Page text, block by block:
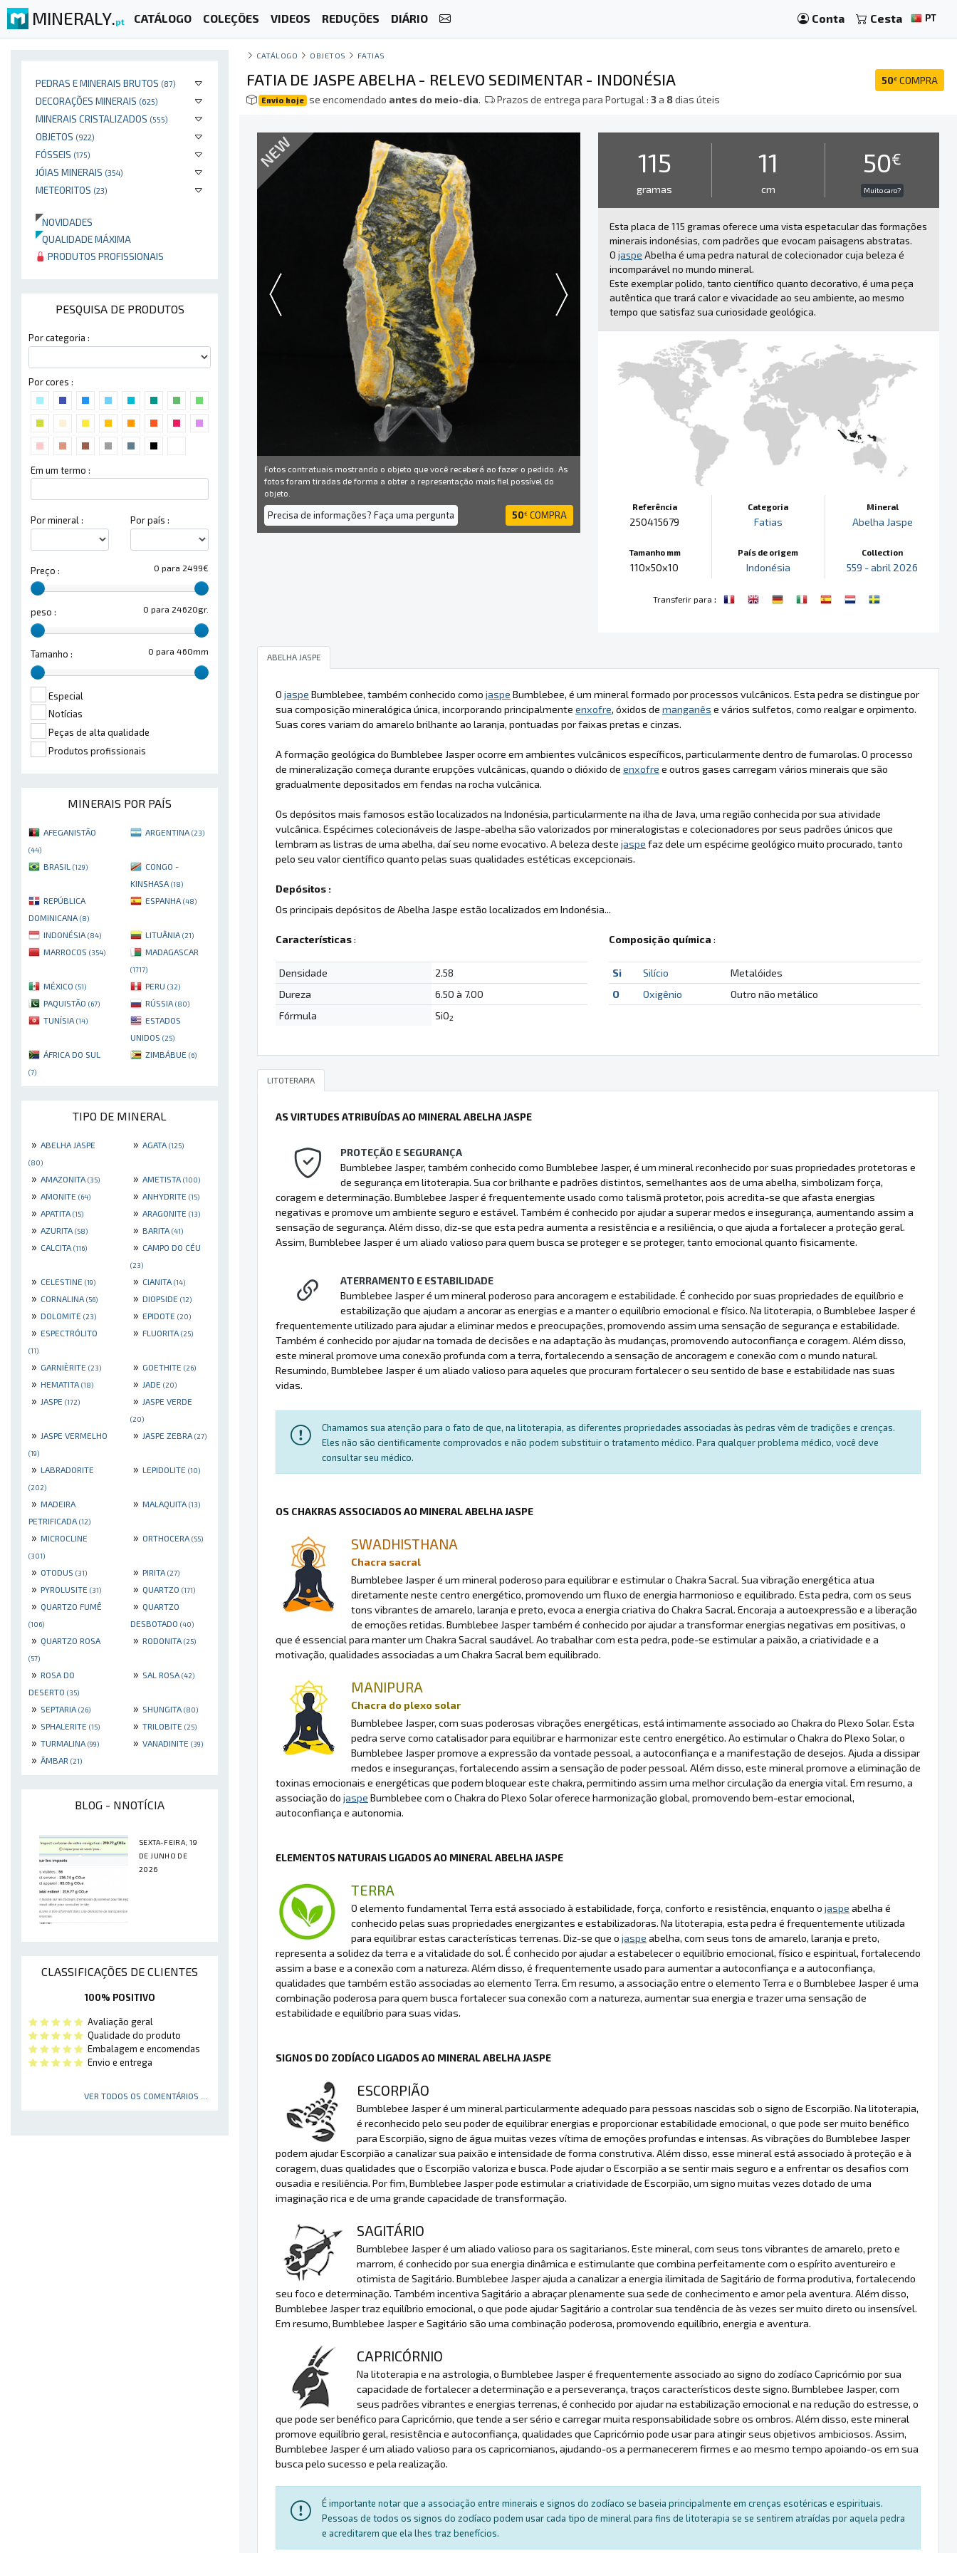
MINERALY.pt CATÁLOGO COLEÇÕES VIDEOS REDUÇÕES DIÁRIO Conta Cesta PT
PEDRAS E MINERAIS BRUTOS (87)
DECORAÇÕES MINERAIS (625)
MINERAIS CRISTALIZADOS (555)
OBJETOS (922)
FÓSSEIS (175)
JÓIAS MINERAIS (354)
METEORITOS (23)
NOVIDADES
QUALIDADE MÁXIMA
PRODUTOS PROFISSIONAIS
PESQUISA DE PRODUTOS
Por categoria :
Por cores :
Em um termo :
Por mineral : Por país :
0 para 2499€
Preço :
0 para 24620gr.
peso :
0 para 460mm
Tamanho :
Especial
Notícias
Peças de alta qualidade
Produtos profissionais
MINERAIS POR PAÍS
AFEGANISTÃO
(44)
ARGENTINA (23)
BRASIL (129)
CONGO -
KINSHASA (18)
REPÚBLICA
DOMINICANA (8)
ESPANHA (48)
INDONÉSIA (84) LITUÂNIA (21)
MARROCOS (354) MADAGASCAR
(1717)
MÉXICO (51) PERU (32)
PAQUISTÃO (67) RÚSSIA (80)
TUNÍSIA (14)
ESTADOS
UNIDOS (25)
ÁFRICA DO SUL
(7)
ZIMBÁBUE (6)
TIPO DE MINERAL
» ABELHA JASPE
(80)
» AGATA (125)
» AMAZONITA (35) » AMETISTA (100)
» AMONITE (64) » ANHYDRITE (15)
» APATITA (15) » ARAGONITE (13)
» AZURITA (58) » BARITA (41)
» CALCITA (116) » CAMPO DO CÉU
(23)
» CELESTINE (19) » CIANITA (14)
» CORNALINA (56) » DIOPSIDE (12)
» DOLOMITE (23) » EPIDOTE (20)
» ESPECTRÓLITO
(11)
» FLUORITA (25)
» GARNIÈRITE (23) » GOETHITE (26)
» HEMATITA (18) » JADE (20)
» JASPE (172) » JASPE VERDE
(20)
» JASPE VERMELHO
(19)
» JASPE ZEBRA (27)
» LABRADORITE
(202)
» LEPIDOLITE (10)
» MADEIRA
PETRIFICADA (12)
» MALAQUITA (13)
» MICROCLINE
(301)
» ORTHOCERA (55)
» OTODUS (31) » PIRITA (27)
» PYROLUSITE (31) » QUARTZO (171)
» QUARTZO FUMÊ
(106)
» QUARTZO
DESBOTADO (40)
» QUARTZO ROSA
(57)
» RODONITA (25)
» ROSA DO
DESERTO (35)
» SAL ROSA (42)
» SEPTARIA (26) » SHUNGITA (80)
» SPHALERITE (15) » TRILOBITE (25)
» TURMALINA (99) » VANADINITE (39)
» ÂMBAR (21)
BLOG - NNOTÍCIA
SEXTA-FEIRA, 19
DE JUNHO DE
2026
CLASSIFICAÇÕES DE CLIENTES
100% POSITIVO
Avaliação geral
Qualidade do produto
Embalagem e encomendas
Envio e entrega
VER TODOS OS COMENTÁRIOS ...
CATÁLOGO OBJETOS FATIAS
50€ COMPRA
FATIA DE JASPE ABELHA - RELEVO SEDIMENTAR - INDONÉSIA
Envio hoje se encomendado antes do meio-dia. Prazos de entrega para Portugal :3a 8dias úteis
NEW
Fotos contratuais mostrando o objeto que você receberá ao fazer o pedido. As
fotos foram tiradas de forma a obter a representação mais fiel possível do
objeto.
Precisa de informações? Faça uma pergunta 50€ COMPRA
115
gramas
11
cm
50€
Muito caro?
Esta placa de 115 gramas oferece uma vista espetacular das formações
minerais indonésias, com padrões que evocam paisagens abstratas.
O jaspe Abelha é uma pedra natural de colecionador cuja beleza é
incomparável no mundo mineral.
Este exemplar polido, tanto científico quanto decorativo, é uma peça
autêntica que trará calor e vivacidade ao seu ambiente, ao mesmo
tempo que satisfaz sua curiosidade geológica.
Referência
250415679
Tamanho mm
110x50x10
Categoria
Fatias
País de origem
Indonésia
Mineral
Abelha Jaspe
Collection
559 - abril 2026
Transferir para :
ABELHA JASPE
O jaspe Bumblebee, também conhecido como jaspe Bumblebee, é um mineral formado por processos vulcânicos. Esta pedra se distingue por
sua composição mineralógica única, incorporando principalmente enxofre, óxidos de manganês e vários sulfetos, como realgar e orpimento.
Suas cores variam do amarelo brilhante ao laranja, pontuadas por faixas pretas e cinzas.
A formação geológica do Bumblebee Jasper ocorre em ambientes vulcânicos específicos, particularmente dentro de fumarolas. O processo
de mineralização começa durante erupções vulcânicas, quando o dióxido de enxofre e outros gases carregam vários minerais que são
gradualmente depositados em fendas na rocha vulcânica.
Os depósitos mais famosos estão localizados na Indonésia, particularmente na ilha de Java, uma região conhecida por sua atividade
vulcânica. Espécimes colecionáveis de Jaspe-abelha são valorizados por mineralogistas e colecionadores por seus padrões únicos que
lembram as listras de uma abelha, daí seu nome evocativo. A beleza deste jaspe faz dele um espécime geológico muito procurado, tanto
pelo seu valor científico quanto pelas suas qualidades estéticas excepcionais.
Depósitos :
Os principais depósitos de Abelha Jaspe estão localizados em Indonésia...
Características:
Densidade
2.58
Dureza
6.50 à 7.00
Fórmula
SiO2
Composição química :
Si Silício
Metalóides
O
Oxigênio Outro não metálico
LITOTERAPIA
AS VIRTUDES ATRIBUÍDAS AO MINERAL ABELHA JASPE
PROTEÇÃO E SEGURANÇA
Bumblebee Jasper, também conhecido como Bumblebee Jasper, é um mineral reconhecido por suas propriedades protetoras e
de segurança em litoterapia. Sua cor brilhante e padrões distintos, semelhantes aos de uma abelha, simbolizam força,
coragem e determinação. Bumblebee Jasper é frequentemente usado como talismã protetor, pois acredita-se que afasta energias
negativas e promove um ambiente seguro e estável. Também é conhecido por ajudar a superar medos e insegurança, aumentando assim a
sensação de segurança. Além disso, diz-se que esta pedra aumenta a resistência e a resiliência, o que ajuda a fortalecer a proteção geral.
Assim, Bumblebee Jasper é um aliado valioso para quem busca se proteger e se proteger, tanto emocional quanto fisicamente.
ATERRAMENTO E ESTABILIDADE
Bumblebee Jasper é um mineral poderoso para ancoragem e estabilidade. É conhecido por suas propriedades de equilíbrio e
estabilização que ajudam a ancorar as energias e a manter o equilíbrio emocional e físico. Na litoterapia, o Bumblebee Jasper é
frequentemente utilizado para ajudar a eliminar medos e preocupações, promovendo assim uma sensação de segurança e estabilidade.
Também é conhecido por ajudar na tomada de decisões e na adaptação às mudanças, promovendo autoconfiança e coragem. Além disso,
este mineral promove uma conexão profunda com a terra, fortalecendo a sensação de ancoragem e conexão com o mundo natural.
Resumindo, Bumblebee Jasper é um aliado valioso para aqueles que procuram fortalecer o seu sentido de base e estabilidade nas suas
vidas.
Chamamos sua atenção para o fato de que, na litoterapia, as diferentes propriedades associadas às pedras vêm de tradições e crenças.
Eles não são cientificamente comprovados e não podem substituir o tratamento médico. Para qualquer problema médico, você deve
consultar seu médico.
OS CHAKRAS ASSOCIADOS AO MINERAL ABELHA JASPE
SWADHISTHANA
Chacra sacral
Bumblebee Jasper é um mineral poderoso para equilibrar e estimular o Chakra Sacral. Sua vibração energética atua
diretamente neste centro energético, promovendo um fluxo de energia harmonioso e equilibrado. Esta pedra, com os seus
tons vibrantes de amarelo, laranja e preto, evoca a energia criativa do Chakra Sacral. Encoraja a autoexpressão e a liberação
de emoções retidas. Bumblebee Jasper também é conhecido por ajudar a transformar energias negativas em positivas, o
que é essencial para manter um Chakra Sacral saudável. Ao trabalhar com esta pedra, pode-se estimular a paixão, a criatividade e a
motivação, qualidades associadas a um Chakra Sacral bem equilibrado.
MANIPURA
Chacra do plexo solar
Bumblebee Jasper, com suas poderosas vibrações energéticas, está intimamente associado ao Chakra do Plexo Solar. Esta
pedra serve como catalisador para equilibrar e harmonizar este centro energético. Ao estimular o Chakra do Plexo Solar, o
Bumblebee Jasper promove a expressão da vontade pessoal, a autoconfiança e a manifestação de desejos. Ajuda a dissipar
medos e inseguranças, fortalecendo assim a sensação de poder pessoal. Além disso, este mineral promove a eliminação de
toxinas emocionais e energéticas que podem bloquear este chakra, permitindo assim uma melhor circulação da energia vital. Em resumo, a
associação do jaspe Bumblebee com o Chakra do Plexo Solar oferece harmonização global, promovendo bem-estar emocional,
autoconfiança e autonomia.
ELEMENTOS NATURAIS LIGADOS AO MINERAL ABELHA JASPE
TERRA
O elemento fundamental Terra está associado à estabilidade, força, conforto e resistência, enquanto o jaspe abelha é
conhecido pelas suas propriedades energizantes e estabilizadoras. Na litoterapia, esta pedra é frequentemente utilizada
para equilibrar estas características terrenas. Diz-se que o jaspe abelha, com seus tons de amarelo, laranja e preto,
representa a solidez da terra e a vitalidade do sol. É conhecido por ajudar a estabelecer o equilíbrio emocional, físico e espiritual, fortalecendo
assim a base e a conexão com a natureza. Além disso, é frequentemente usado para aumentar a autoconfiança e a autoconfiança,
qualidades que também estão associadas ao elemento Terra. Em resumo, a associação entre o elemento Terra e o Bumblebee Jasper é uma
combinação poderosa para quem busca fortalecer sua conexão com a natureza, aumentar sua energia e trazer uma sensação de
estabilidade e equilíbrio para suas vidas.
SIGNOS DO ZODÍACO LIGADOS AO MINERAL ABELHA JASPE
ESCORPIÃO
Bumblebee Jasper é um mineral particularmente adequado para pessoas nascidas sob o signo de Escorpião. Na litoterapia,
é reconhecido pelo seu poder de equilibrar energias e proporcionar estabilidade emocional, o que pode ser muito benéfico
para Escorpião, signo de água muitas vezes vítima de emoções profundas e intensas. As vibrações do Bumblebee Jasper
podem ajudar Escorpião a canalizar sua paixão e intensidade de forma construtiva. Além disso, esse mineral está associado à proteção e à
coragem, duas qualidades que o Escorpião valoriza e busca. Pode ajudar o Escorpião a se sentir mais seguro e a enfrentar os desafios com
ousadia e resiliência. Por fim, Bumblebee Jasper pode estimular a criatividade de Escorpião, um signo muitas vezes dotado de uma
imaginação rica e de uma grande capacidade de transformação.
SAGITÁRIO
Bumblebee Jasper é um aliado valioso para os sagitarianos. Este mineral, com seus tons vibrantes de amarelo, preto e
marrom, é conhecido por sua energia dinâmica e estimulante que combina perfeitamente com o espírito aventureiro e
otimista de Sagitário. Bumblebee Jasper ajuda a canalizar a energia ilimitada de Sagitário de forma produtiva, fortalecendo
seu foco e determinação. Também incentiva Sagitário a abraçar plenamente sua sede de conhecimento e amor pela aventura. Além disso,
Bumblebee Jasper traz equilíbrio emocional, o que pode ajudar Sagitário a controlar sua tendência de às vezes ser muito direto ou insensível.
Em resumo, Bumblebee Jasper e Sagitário são uma combinação poderosa, promovendo equilíbrio, energia e aventura.
CAPRICÓRNIO
Na litoterapia e na astrologia, o Bumblebee Jasper é frequentemente associado ao signo do zodíaco Capricórnio por sua
capacidade de fortalecer a determinação e a perseverança, traços característicos deste signo. Bumblebee Jasper, com
seus padrões vibrantes e energias terrenas, é conhecido por ajudar na estabilização emocional e na redução do estresse, o
que pode ser benéfico para Capricórnio, que tende a ser sério e carregar muita responsabilidade sobre os ombros. Além disso, este mineral
promove equilíbrio geral, resistência e autoconfiança, qualidades que Capricórnio pode usar para atingir seus objetivos ambiciosos. Assim,
Bumblebee Jasper é um aliado valioso para os capricornianos, ajudando-os a permanecerem firmes e ao mesmo tempo apoiando-os em sua
busca pelo sucesso e pela realização.
É importante notar que a associação entre minerais e signos do zodíaco se baseia principalmente em crenças esotéricas e espirituais.
Pessoas de todos os signos do zodíaco podem usar cada tipo de mineral para fins de litoterapia se se sentirem atraídas por aquela pedra
e acreditarem que ela lhes traz benefícios.